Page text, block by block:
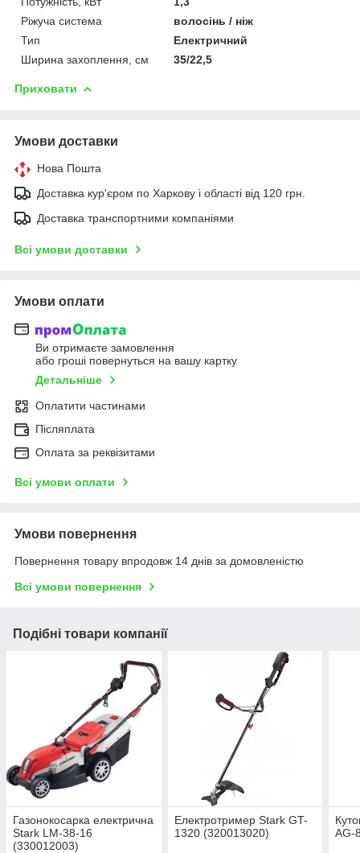
Ріжуча система
волосінь / ніж
Тип
Електричний
Ширина захоплення, см
35/22,5
Приховати
Умови доставки
Нова Пошта
Доставка кур'єром по Харкову і області від 120 грн.
Доставка транспортними компаніями
Всі умови доставки
Умови оплати
Ви отримаєте замовлення
або гроші повернуться на вашу картку
Детальніше
Оплатити частинами
Післяплата
Оплата за реквізитами
Всі умови оплати
Умови повернення
Повернення товару впродовж 14 днів за домовленістю
Всі умови повернення
Подібні товари компанії
Газонокосарка електрична
Stark LM-38-16
(330012003)
Електротример Stark GT-
1320 (320013020)
AG-